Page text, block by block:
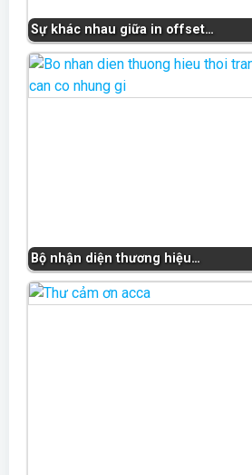
Sự khác nhau giữa in offset…
Bộ nhận diện thương hiệu…